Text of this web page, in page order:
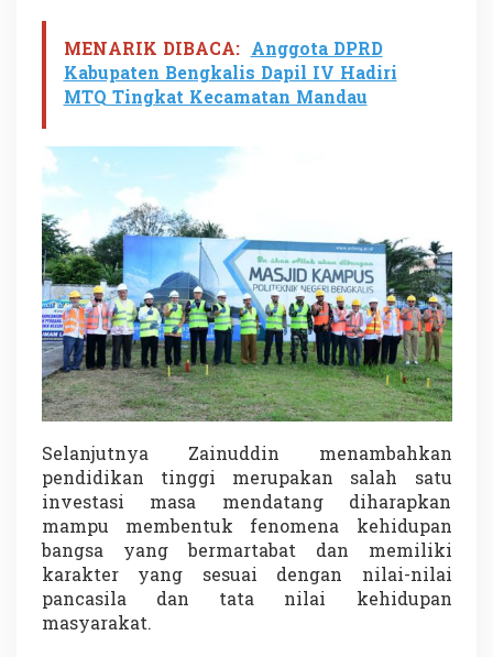
j
i
d
P
MENARIK DIBACA: Anggota DPRD
Kabupaten Bengkalis Dapil IV Hadiri
MTQ Tingkat Kecamatan Mandau
Selanjutnya Zainuddin menambahkan
pendidikan tinggi merupakan salah satu
investasi masa mendatang diharapkan
mampu membentuk fenomena kehidupan
bangsa yang bermartabat dan memiliki
karakter yang sesuai dengan nilai-nilai
pancasila dan tata nilai kehidupan
masyarakat.